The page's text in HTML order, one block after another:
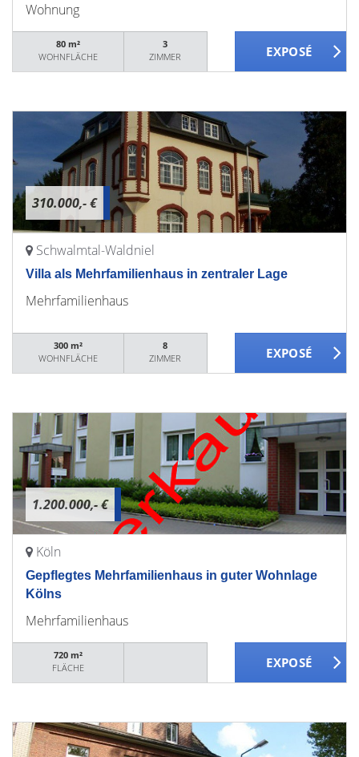
Wohnung
80 m²
WOHNFLÄCHE
3
ZIMMER
310.000,- €
Schwalmtal-Waldniel
Villa als Mehrfamilienhaus in zentraler Lage
Mehrfamilienhaus
300 m²
WOHNFLÄCHE
8
ZIMMER
1.200.000,- €
Köln
Gepflegtes Mehrfamilienhaus in guter Wohnlage
Kölns
Mehrfamilienhaus
720 m²
FLÄCHE